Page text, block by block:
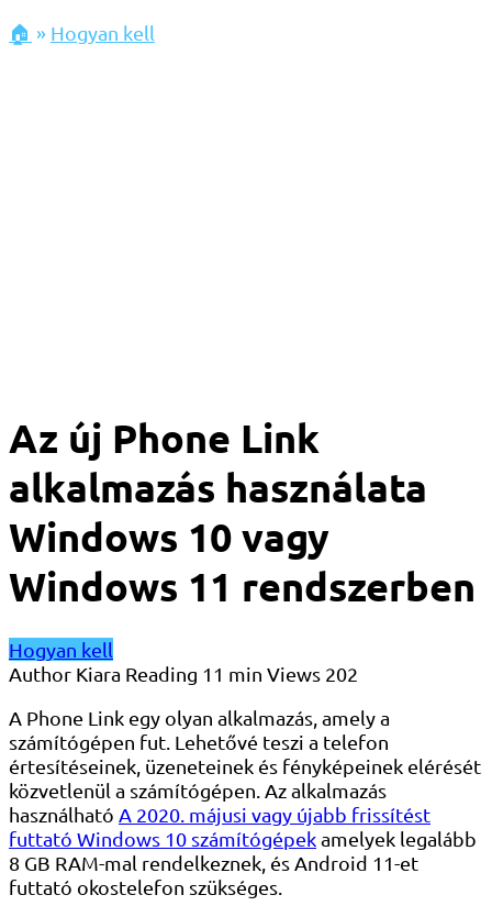
🏠 » Hogyan kell
Az új Phone Link
alkalmazás használata
Windows 10 vagy
Windows 11 rendszerben
Hogyan kell
Author Kiara Reading 11 min Views 202
A Phone Link egy olyan alkalmazás, amely a
számítógépen fut. Lehetővé teszi a telefon
értesítéseinek, üzeneteinek és fényképeinek elérését
közvetlenül a számítógépen. Az alkalmazás
használható A 2020. májusi vagy újabb frissítést
futtató Windows 10 számítógépekamelyek legalább
8 GB RAM-mal rendelkeznek, és Android 11-et
futtató okostelefon szükséges.